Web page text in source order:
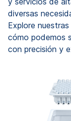
diversas
Explore
cómo podemos
con precisión y